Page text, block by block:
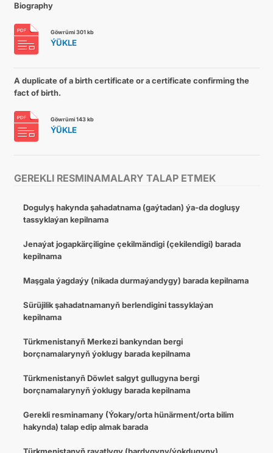
GEREKLI RESMINAMALARY TALAP ETMEK
Dogulyş hakynda şahadatnama (gaýtadan) ýa-da dogluşy
tassyklaýan kepilnama
Jenaýat jogapkärçiligine çekilmändigi (çekilendigi) barada
kepilnama
Maşgala ýagdaýy (nikada durmaýandygy) barada kepilnama
Sürüjilik şahadatnamanyň berlendigini tassyklaýan
kepilnama
Türkmenistanyň Merkezi bankyndan bergi
borçnamalarynyň ýoklugy barada kepilnama
Türkmenistanyň Döwlet salgyt gullugyna bergi
borçnamalarynyň ýoklugy barada kepilnama
Gerekli resminamany (Ýokary/orta hünärment/orta bilim
hakynda) talap edip almak barada
Biography
Göwrümi 301 kb
ÝÜKLE
A duplicate of a birth certificate or a certificate confirming the
fact of birth.
Göwrümi 143 kb
ÝÜKLE